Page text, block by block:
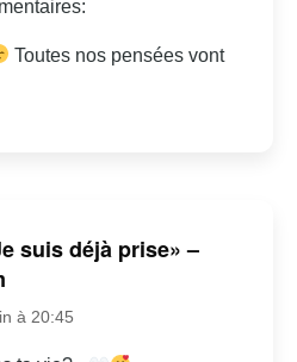
Toutes nos pensées vont
suis déjà prise» –
à 20:45